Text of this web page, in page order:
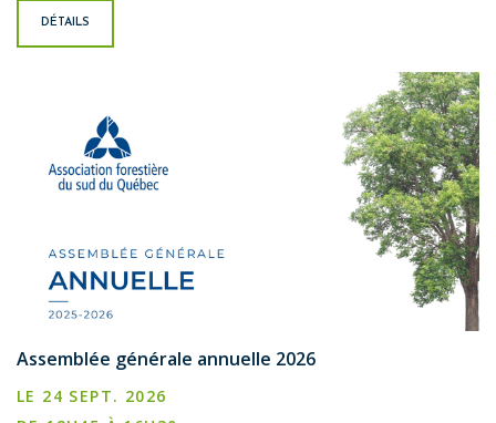
DÉTAILS
Assemblée générale annuelle 2026
LE 24 SEPT. 2026